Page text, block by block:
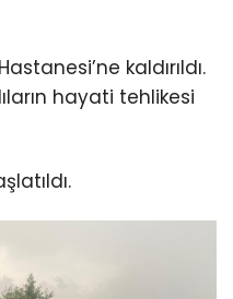
kaldırıldı.
hayati tehlikesi